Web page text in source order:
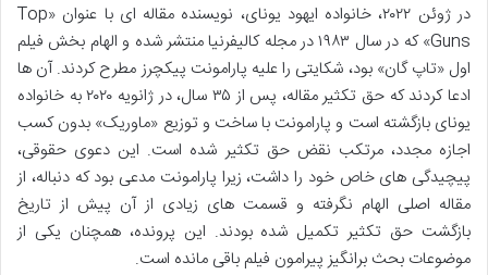
در ژوئن ۲۰۲۲، خانواده ایهود یونای، نویسنده مقاله ای با عنوان «Top
Guns» که در سال ۱۹۸۳ در مجله کالیفرنیا منتشر شده و الهام بخش فیلم
اول «تاپ گان» بود، شکایتی را علیه پارامونت پیکچرز مطرح کردند. آن ها
ادعا کردند که حق تکثیر مقاله، پس از ۳۵ سال، در ژانویه ۲۰۲۰ به خانواده
یونای بازگشته است و پارامونت با ساخت و توزیع «ماوریک» بدون کسب
اجازه مجدد، مرتکب نقض حق تکثیر شده است. این دعوی حقوقی،
پیچیدگی های خاص خود را داشت، زیرا پارامونت مدعی بود که دنباله، از
مقاله اصلی الهام نگرفته و قسمت های زیادی از آن پیش از تاریخ
بازگشت حق تکثیر تکمیل شده بودند. این پرونده، همچنان یکی از
موضوعات بحث برانگیز پیرامون فیلم باقی مانده است.